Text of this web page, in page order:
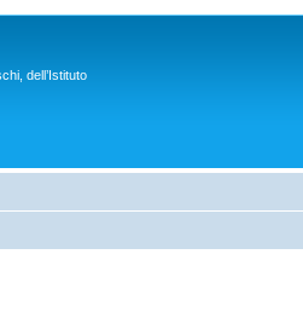
dell’Istituto